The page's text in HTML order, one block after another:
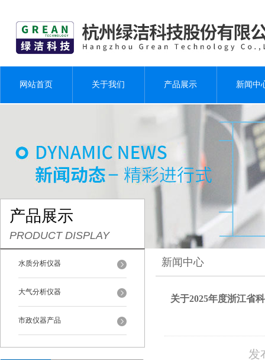
网站首页 关于我们 产品展示 新闻中
产品展示
PRODUCT DISPLAY
水质分析仪器
大气分析仪器
市政仪器产品
新闻中心
关于2025年度浙江省
发